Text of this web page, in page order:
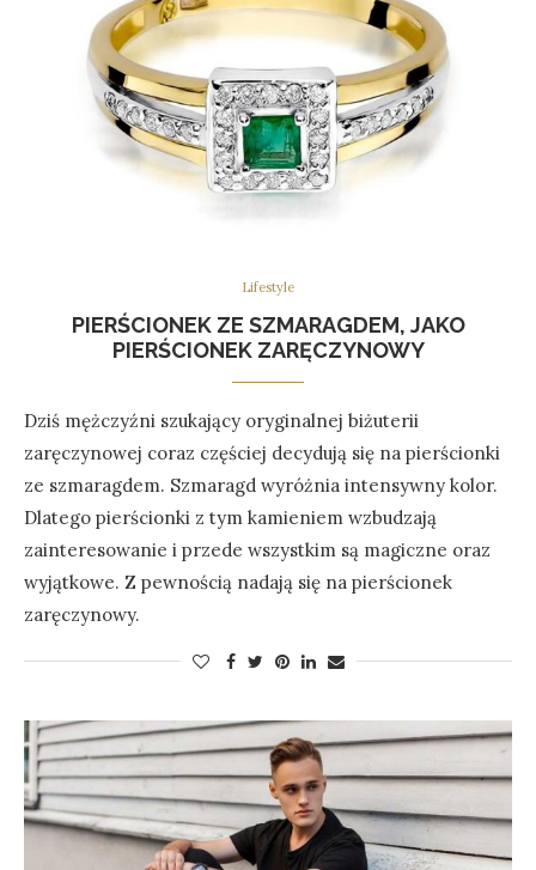
Lifestyle
PIERŚCIONEK ZE SZMARAGDEM, JAKO
PIERŚCIONEK ZARĘCZYNOWY
Dziś mężczyźni szukający oryginalnej biżuterii
zaręczynowej coraz częściej decydują się na pierścionki
ze szmaragdem. Szmaragd wyróżnia intensywny kolor.
Dlatego pierścionki z tym kamieniem wzbudzają
zainteresowanie i przede wszystkim są magiczne oraz
wyjątkowe. Z pewnością nadają się na pierścionek
zaręczynowy.